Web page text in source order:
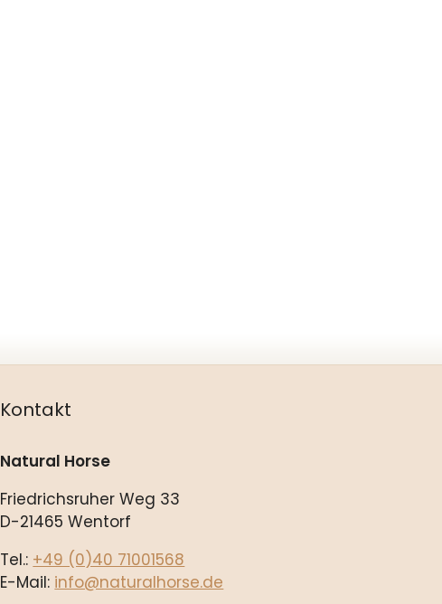
Kontakt
Natural Horse
Friedrichsruher Weg 33
D-21465 Wentorf
Tel.: +49 (0)40 71001568
E-Mail: info@naturalhorse.de